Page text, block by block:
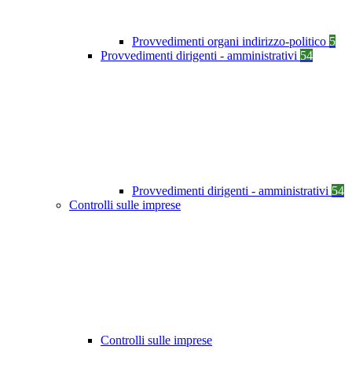
Provvedimenti organi indirizzo-politico 5
Provvedimenti dirigenti - amministrativi 54
Provvedimenti dirigenti - amministrativi 54
Controlli sulle imprese
Controlli sulle imprese